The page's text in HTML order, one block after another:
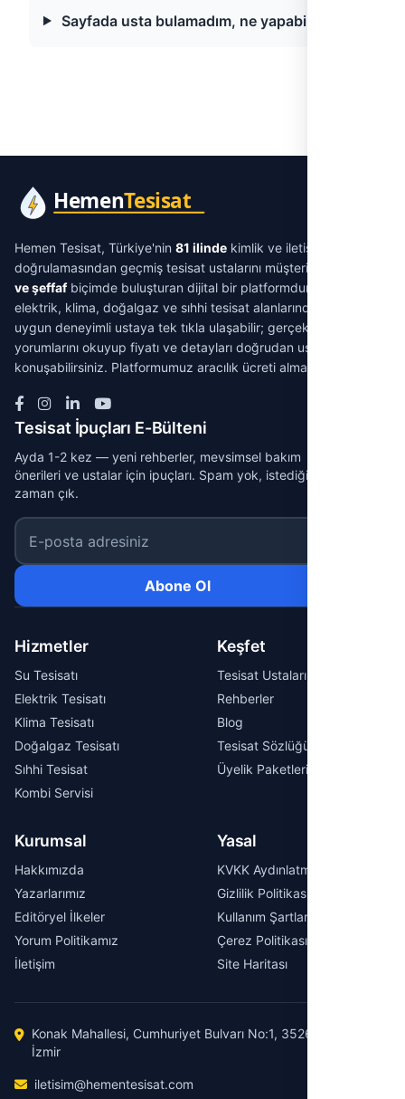
Sayfada usta bulamadım, ne yapabilirim?
Hemen Tesisat, Türkiye'nin 81 ilinde kimlik ve iletişim
doğrulamasından geçmiş tesisat ustalarını müşterilerle
ve şeffafbiçimde buluşturan dijital bir platformdur. Su tesisatı,
elektrik, klima, doğalgaz ve sıhhi tesisat alanlarında ihtiyacınıza
uygun deneyimli ustaya tek tıkla ulaşabilir; gerçek müşteri
yorumlarını okuyup fiyatı ve detayları doğrudan ustayla
konuşabilirsiniz. Platformumuz aracılık ücreti almaz.
Tesisat İpuçları E-Bülteni
Ayda 1-2 kez — yeni rehberler, mevsimsel bakım
önerileri ve ustalar için ipuçları. Spam yok, istediğin
zaman çık.
E-posta adresiniz
Abone Ol
Hizmetler
Su Tesisatı
Elektrik Tesisatı
Klima Tesisatı
Doğalgaz Tesisatı
Sıhhi Tesisat
Kombi Servisi
Keşfet
Tesisat Ustaları
Rehberler
Blog
Tesisat Sözlüğü
Üyelik Paketleri
Kurumsal
Hakkımızda
Yazarlarımız
Editöryel İlkeler
Yorum Politikamız
İletişim
Yasal
KVKK Aydınlatma Metni
Gizlilik Politikası
Kullanım Şartları
Çerez Politikası
Site Haritası
Konak Mahallesi, Cumhuriyet Bulvarı No:1, 35260 Konak /
İzmir
iletisim@hementesisat.com